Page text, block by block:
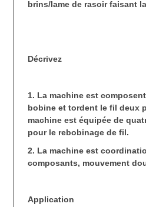
brins/lame de rasoir faisant
Décrivez
1. La machine est
bobine et tordent le fil deux
machine est équipée de
pour le rebobinage de fil.
2. La machine est
composants, mouvement
Application